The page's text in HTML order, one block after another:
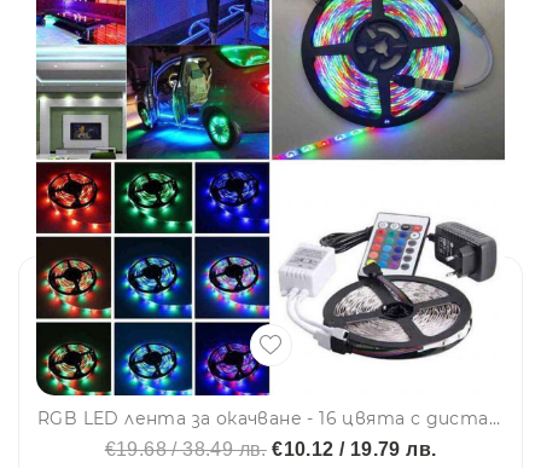
RGB LED лента за окачване - 16 цвята с дистанционно, идеална за приятна атмосфера 5W, IP 65
€19.68 / 38.49 лв.€10.12 / 19.79 лв.